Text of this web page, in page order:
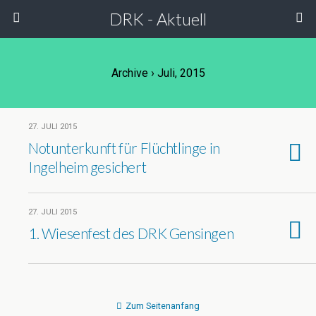
DRK - Aktuell
Archive › Juli, 2015
27. JULI 2015
Notunterkunft für Flüchtlinge in
Ingelheim gesichert
27. JULI 2015
1. Wiesenfest des DRK Gensingen
Zum Seitenanfang